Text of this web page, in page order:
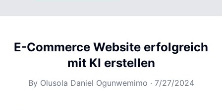
E-Commerce Website erfolgreich
mit KI erstellen
By Olusola Daniel Ogunwemimo · 7/27/2024